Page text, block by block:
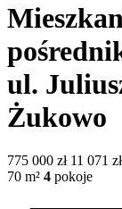
ul.
Żukowo
775 000 zł 11 071
70 m² 4 pokoje